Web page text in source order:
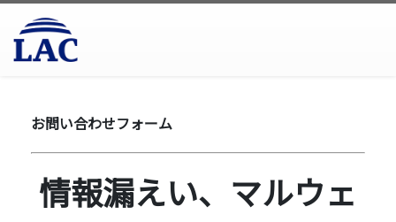
お問い合わせフォーム
情報漏えい、マルウェ